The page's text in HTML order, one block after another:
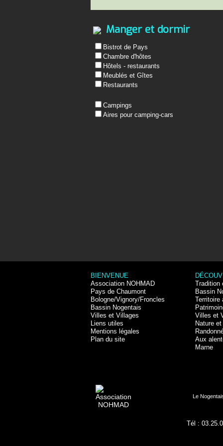
Manger et dormir
Bistrot de Pays
Chambre d'hôtes
Hôtels - restaurants
Meublés et Gîtes
Restaurants
Campings
Aires pour camping-cars
BIENVENUE
Association NOHMAD
Pays de Chaumont
Bologne/Vignory/Froncles
Bassin Nogentais
Villes et Villages
Liens utiles
Mentions légales
Plan du site
Tradition
Bassin
Territoire
Villes et
Nature
Aux
Marne
Le
Tél :